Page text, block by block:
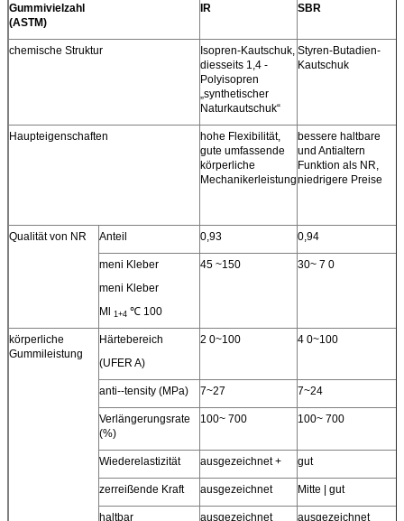
Gummivielzahl
(ASTM)
IR SBR
chemische Struktur
Isopren-Kautschuk,
diesseits 1,4 -
Polyisopren
„synthetischer
Naturkautschuk“
Styren-Butadien-
Kautschuk
Haupteigenschaften
hohe Flexibilität,
gute umfassende
körperliche
Mechanikerleistung
bessere haltbare
und Antialtern
Funktion als NR,
niedrigere Preise
Qualität von NR Anteil 0,93 0,94
meni Kleber
meni Kleber
Ml 1+4 ℃ 100
45 ~150 30~ 7 0
körperliche
Gummileistung
Härtebereich
(UFER A)
2 0~100 4 0~100
anti--tensity (MPa) 7~27 7~24
Verlängerungsrate
(%)
100~ 700 100~ 700
Wiederelastizität ausgezeichnet + gut
zerreißende Kraft ausgezeichnet Mitte | gut
haltbar ausgezeichnet ausgezeichnet